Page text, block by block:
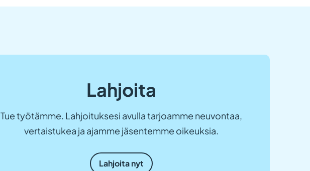
Lahjoita
Tue työtämme. Lahjoituksesi avulla tarjoamme neuvontaa,
vertaistukea ja ajamme jäsentemme oikeuksia.
Lahjoita nyt